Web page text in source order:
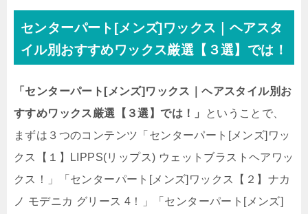
センターパート[メンズ]ワックス｜ヘアスタ
イル別おすすめワックス厳選【３選】では！
「センターパート[メンズ]ワックス｜ヘアスタイル別お
すすめワックス厳選【３選】では！」
ということで、
まずは３つのコンテンツ「センターパート[メンズ]ワッ
クス【１】LIPPS(リップス) ウェットブラストヘアワッ
クス！」「センターパート[メンズ]ワックス【２】ナカ
ノ モデニカ グリース 4！」「センターパート[メンズ]